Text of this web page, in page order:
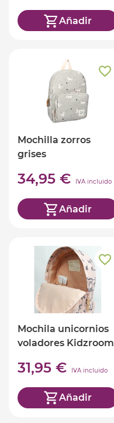
Añadir
Mochilla zorros
grises
34,95 € IVA incluido
Añadir
Mochila unicornios
voladores Kidzroom
31,95 € IVA incluido
Añadir